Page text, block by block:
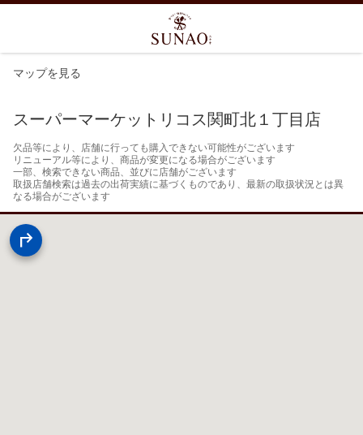
マップを見る
スーパーマーケットリコス関町北１丁目店
欠品等により、店舗に行っても購入できない可能性がございます
リニューアル等により、商品が変更になる場合がございます
一部、検索できない商品、並びに店舗がございます
取扱店舗検索は過去の出荷実績に基づくものであり、最新の取扱状況とは異
なる場合がございます